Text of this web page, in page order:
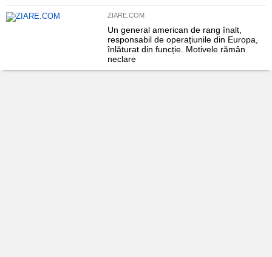
ZIARE.COM
Un general american de rang înalt,
responsabil de operațiunile din Europa,
înlăturat din funcție. Motivele rămân
neclare